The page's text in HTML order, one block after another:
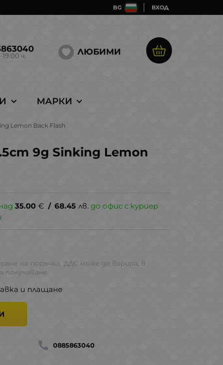
BG ВХОД
19.00 ч. ЛЮБИМИ
МАРКИ
Lemon Back Flash
9g Sinking Lemon
35.00 € / 68.45 лв. до офис с куриер
на поръчка, ДДС може да варира, в
и плащане
0885863040